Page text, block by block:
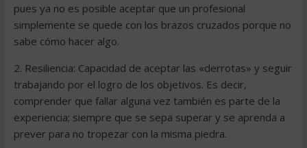
pues ya no es posible aceptar que un profesional
simplemente se quede con los brazos cruzados porque no
sabe cómo hacer algo.
2. Resiliencia: Capacidad de aceptar las «derrotas» y seguir
trabajando por el logro de los objetivos. Es decir,
comprender que fallar alguna vez también es parte de la
experiencia; siempre que se sepa superar y se aprenda a
prever para no tropezar con la misma piedra.